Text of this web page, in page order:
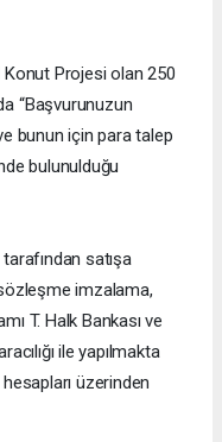
Projesi olan 250
“Başvurunuzun
bunun için para talep
bulunulduğu
satışa
imzalama,
T. Halk Bankası ve
ile yapılmakta
üzerinden